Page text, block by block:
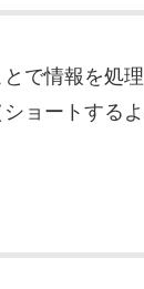
で情報を処
ョートする